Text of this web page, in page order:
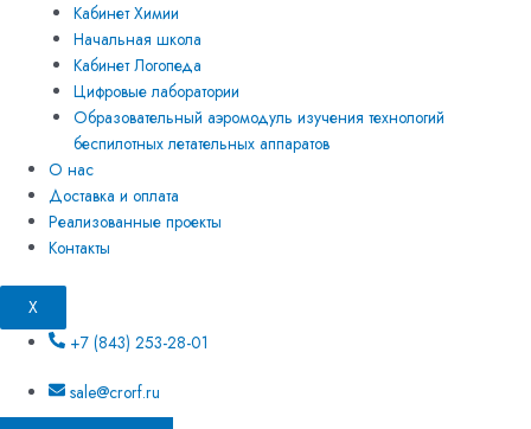
Кабинет Химии
Начальная школа
Кабинет Логопеда
Цифровые лаборатории
Образовательный аэромодуль изучения технологий
беспилотных летательных аппаратов
О нас
Доставка и оплата
Реализованные проекты
Контакты
X
+7 (843) 253-28-01
sale@crorf.ru